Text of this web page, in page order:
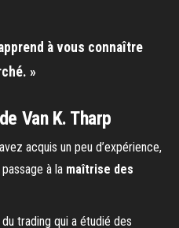
à vous connaître
»
Van K. Tharp
acquis un peu d’expérience,
à la maîtrise des
trading qui a étudié des